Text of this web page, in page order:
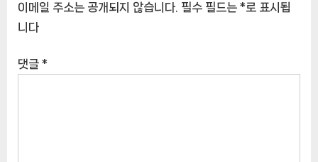
이메일 주소는 공개되지 않습니다. 필수 필드는 *로 표시됩
니다
댓글 *